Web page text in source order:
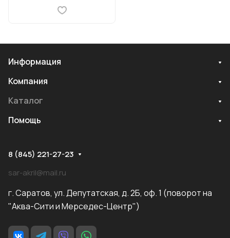
Информация
Компания
Каталог
Помощь
8 (845) 221-27-23
sar-akril@mail.ru
г. Саратов, ул. Депутатская, д. 2Б, оф. 1 (поворот на
"Аква-Сити и Мерседес-Центр")